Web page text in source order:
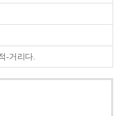
-거리다.